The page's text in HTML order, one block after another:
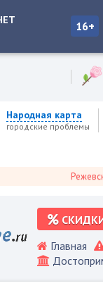
16+
Народная карта
городские проблемы
Режевской
Главная